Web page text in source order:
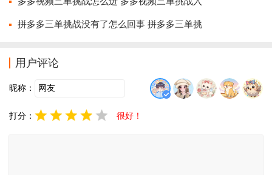
拼多多三单挑战没有了怎么回事 拼多多三单挑
用户评论
昵称：
打分： 很好！